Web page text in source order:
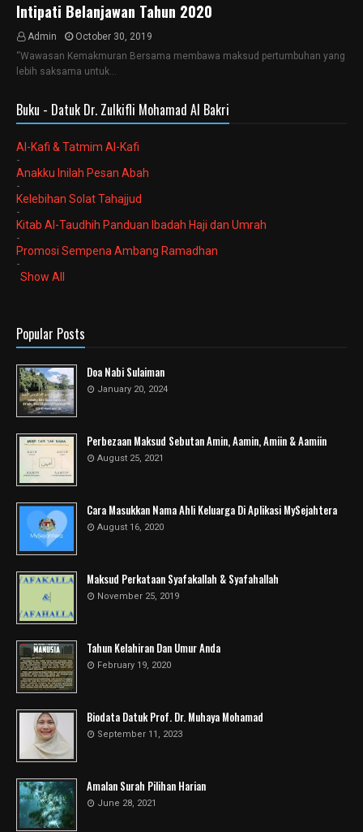
Intipati Belanjawan Tahun 2020
Admin
October 30, 2019
“Wawasan Kemakmuran Bersama membawa maksud pertumbuhan yang
lebih saksama untuk…
Buku - Datuk Dr. Zulkifli Mohamad Al Bakri
Al-Kafi & Tatmim Al-Kafi
-
Anakku Inilah Pesan Abah
-
Kelebihan Solat Tahajjud
-
Kitab Al-Taudhih Panduan Ibadah Haji dan Umrah
-
Promosi Sempena Ambang Ramadhan
-
Show All
Popular Posts
Doa Nabi Sulaiman
January 20, 2024
Perbezaan Maksud Sebutan Amin, Aamin, Amiin & Aamiin
August 25, 2021
Cara Masukkan Nama Ahli Keluarga Di Aplikasi MySejahtera
August 16, 2020
Maksud Perkataan Syafakallah & Syafahallah
November 25, 2019
Tahun Kelahiran Dan Umur Anda
February 19, 2020
Biodata Datuk Prof. Dr. Muhaya Mohamad
September 11, 2023
Amalan Surah Pilihan Harian
June 28, 2021